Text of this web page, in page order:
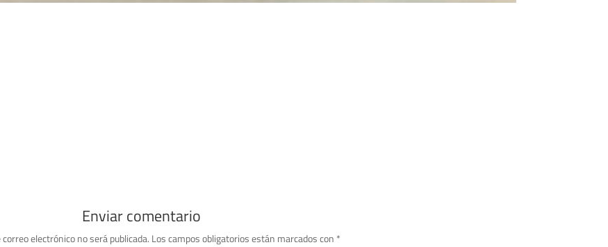
Enviar comentario
correo electrónico no será publicada. Los campos obligatorios están marcados con *